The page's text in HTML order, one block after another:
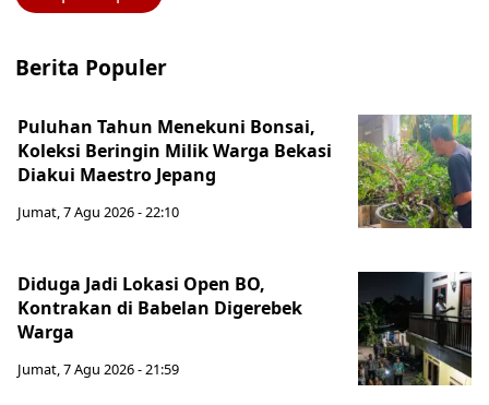
Berita Populer
Puluhan Tahun Menekuni Bonsai,
Koleksi Beringin Milik Warga Bekasi
Diakui Maestro Jepang
Jumat, 7 Agu 2026 - 22:10
Diduga Jadi Lokasi Open BO,
Kontrakan di Babelan Digerebek
Warga
Jumat, 7 Agu 2026 - 21:59